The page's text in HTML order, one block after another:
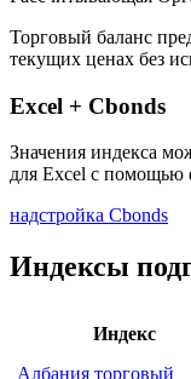
Страна: Гонконг
Торговый баланс
текущих ценах без
Excel + Cbonds
для Excel с помощью
Индексы